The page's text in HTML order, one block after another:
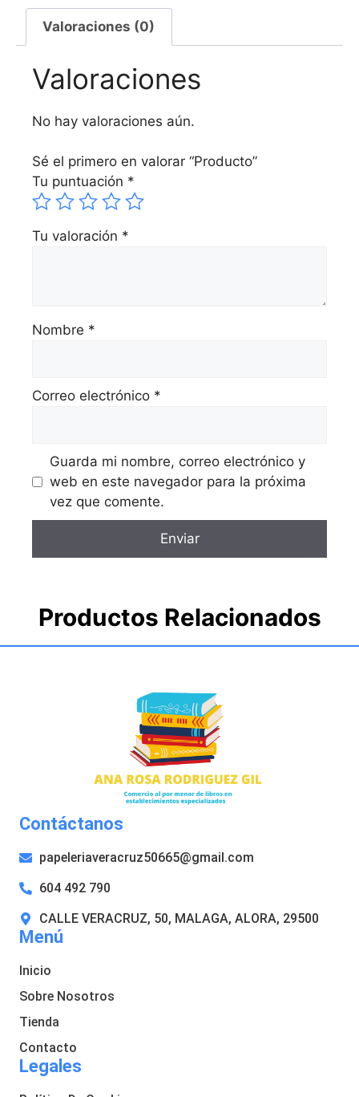
Valoraciones (0)
Valoraciones
No hay valoraciones aún.
Sé el primero en valorar “Producto”
Tu puntuación *
Tu valoración *
Nombre *
Correo electrónico *
Guarda mi nombre, correo electrónico y
web en este navegador para la próxima
vez que comente.
Productos Relacionados
Menú
Inicio
Sobre Nosotros
Tienda
Contacto
Legales
Contáctanos
papeleriaveracruz50665@gmail.com
604 492 790
CALLE VERACRUZ, 50, MALAGA, ALORA, 29500